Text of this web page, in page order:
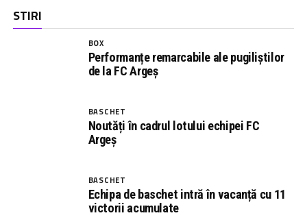
STIRI
BOX
Performanțe remarcabile ale pugiliștilor
de la FC Argeș
BASCHET
Noutăți în cadrul lotului echipei FC
Argeș
BASCHET
Echipa de baschet intră în vacanță cu 11
victorii acumulate